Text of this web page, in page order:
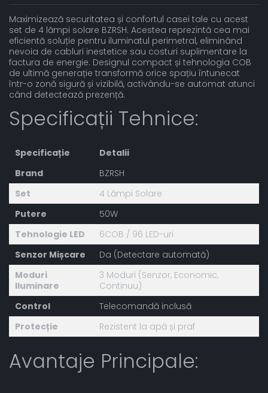
Maximizează securitatea și confortul casei tale cu acest
set de 4 lămpi solare BZRSH. Acestea reprezintă cea mai
eficientă soluție pentru iluminatul perimetral, eliminând
nevoia de cabluri inestetice sau costuri suplimentare la
factura de energie. Designul compact și tehnologia COB
de ultimă generație transformă orice spațiu întunecat
într-o zonă sigură și vizibilă, activându-se automat atunci
când detectează prezență.
Specificații Tehnice:
Specificație
Detalii
Brand
BZRSH
Set
4 Lămpi Solare
Putere
50W
Tehnologie LED
6COB / 96 LED-uri
Senzor Mișcare
Da (Detectare automată)
Moduri
Iluminare
3 Moduri (Senzor, Economic,
Continuu)
Control
Telecomandă inclusă
Protecție
Rezistent la apă și praf
Avantaje Principale: